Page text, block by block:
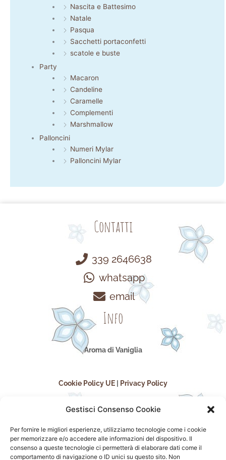
Gestisci Consenso Cookie
Per fornire le migliori esperienze, utilizziamo tecnologie come i cookie
per memorizzare e/o accedere alle informazioni del dispositivo. Il
consenso a queste tecnologie ci permetterà di elaborare dati come il
comportamento di navigazione o ID unici su questo sito. Non
Nascita e Battesimo
Natale
Pasqua
Sacchetti portaconfetti
scatole e buste
Party
Macaron
Candeline
Caramelle
Complementi
Marshmallow
Palloncini
Numeri Mylar
Palloncini Mylar
Contatti
339 2646638
whatsapp
email
Info
Aroma di Vaniglia
Cookie Policy UE Privacy Policy